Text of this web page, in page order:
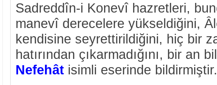
Sadreddîn-i Konevî hazretleri,
manevî derecelere yükseldiğini,
kendisine seyrettirildiğini, hiç bir
hatırından çıkarmadığını, bir an
Nefehât isimli eserinde bildirmiştir.